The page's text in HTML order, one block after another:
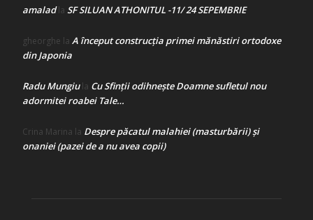
amaladla SF SILUAN ATHONITUL -11/ 24 SEPEMBRIE
gheorghe la A început construcţia primei mănăstiri ortodoxe
din Japonia
Radu Mungiula Cu Sfinții odihnește Doamne sufletul nou
adormitei roabei Tale…
Crina Marina la Despre păcatul malahiei (masturbării) şi
onaniei (pazei de a nu avea copii)